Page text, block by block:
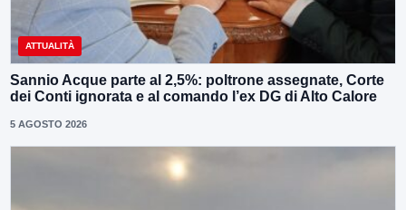
ATTUALITÀ
Sannio Acque parte al 2,5%: poltrone assegnate, Corte
dei Conti ignorata e al comando l’ex DG di Alto Calore
5 AGOSTO 2026